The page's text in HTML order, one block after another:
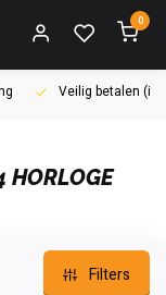
0
Veilig betalen
HORLOGE
Filters